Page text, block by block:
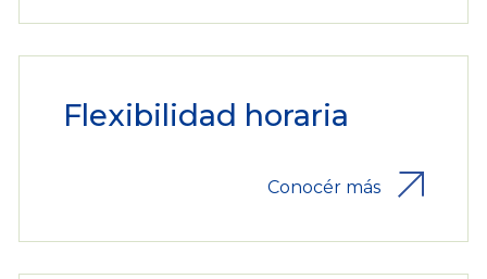
Flexibilidad horaria
Conocér más